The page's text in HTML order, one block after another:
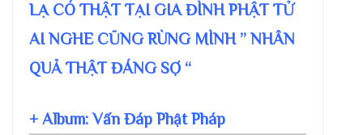
LẠ CÓ THẬT TẠI GIA ĐÌNH PHẬT TỬ
AI NGHE CŨNG RÙNG MÌNH ” NHÂN
QUẢ THẬT ĐÁNG SỢ “
+ Album: Vấn Đáp Phật Pháp